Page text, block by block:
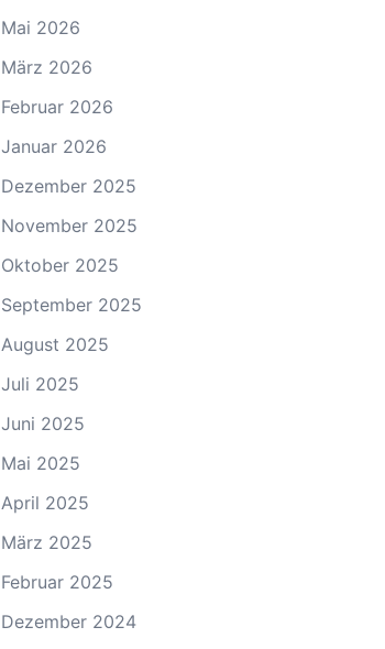
Mai 2026
März 2026
Februar 2026
Januar 2026
Dezember 2025
November 2025
Oktober 2025
September 2025
August 2025
Juli 2025
Juni 2025
Mai 2025
April 2025
März 2025
Februar 2025
Dezember 2024